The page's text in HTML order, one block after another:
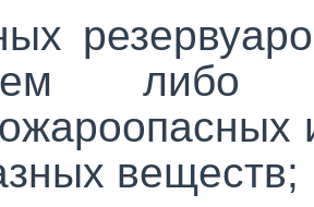
либо
веществ;